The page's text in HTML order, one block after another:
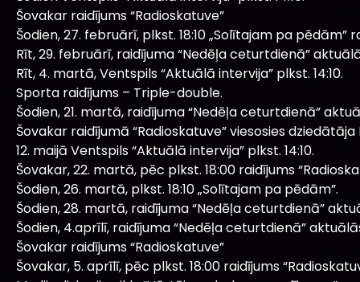
Šovakar raidījums “Radioskatuve”
Šodien, 27. februārī, plkst. 18:10 „Solītajam pa pēdām”
Rīt, 29. februārī, raidījuma “Nedēļa ceturtdienā”
Rīt, 4. martā, Ventspils “Aktuālā intervija” plkst. 14:10.
Sporta raidījums – Triple-double.
Šodien, 21. martā, raidījuma “Nedēļa ceturtdienā”
Šovakar raidījumā “Radioskatuve” viesosies dziedātāja
12. maijā Ventspils “Aktuālā intervija” plkst. 14:10.
Šovakar, 22. martā, pēc plkst. 18:00 raidījums
Šodien, 26. martā, plkst. 18:10 „Solītajam pa pēdām”.
Šodien, 28. martā, raidījuma “Nedēļa ceturtdienā”
Šodien, 4.aprīlī, raidījuma “Nedēļa ceturtdienā”
Šovakar raidījums “Radioskatuve”
Šovakar, 5. aprīlī, pēc plkst. 18:00 raidījums